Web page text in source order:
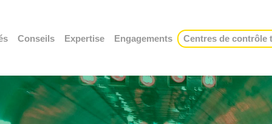
Conseils Expertise Engagements Centres de